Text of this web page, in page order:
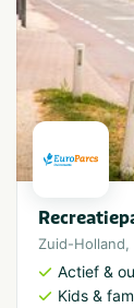
Zuid-Holland,
Actief &
Kids &